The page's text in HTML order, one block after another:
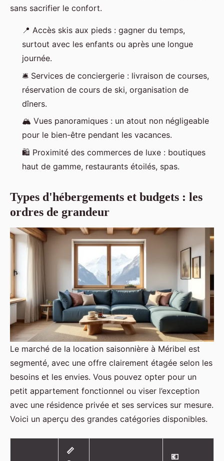
sans sacrifier le confort.
📍 Accès skis aux pieds : gagner du temps,
surtout avec les enfants ou après une longue
journée.
🛎️ Services de conciergerie : livraison de courses,
réservation de cours de ski, organisation de
dîners.
🏔️ Vues panoramiques : un atout non négligeable
pour le bien-être pendant les vacances.
🛍️ Proximité des commerces de luxe : boutiques
haut de gamme, restaurants étoilés, spas.
Types d'hébergements et budgets : les
ordres de grandeur
Le marché de la location saisonnière à Méribel est
segmenté, avec une offre clairement étagée selon les
besoins et les envies. Vous pouvez opter pour un
petit appartement fonctionnel ou viser l’exception
avec une résidence privée et ses services sur mesure.
Voici un aperçu des grandes catégories disponibles.
📏
💶